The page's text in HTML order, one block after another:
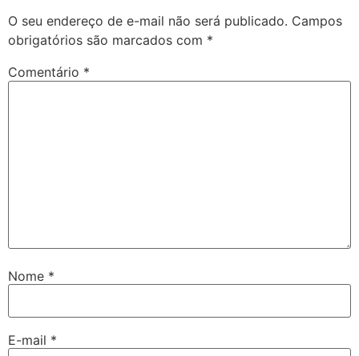
O seu endereço de e-mail não será publicado. Campos
obrigatórios são marcados com *
Comentário *
Nome *
E-mail *